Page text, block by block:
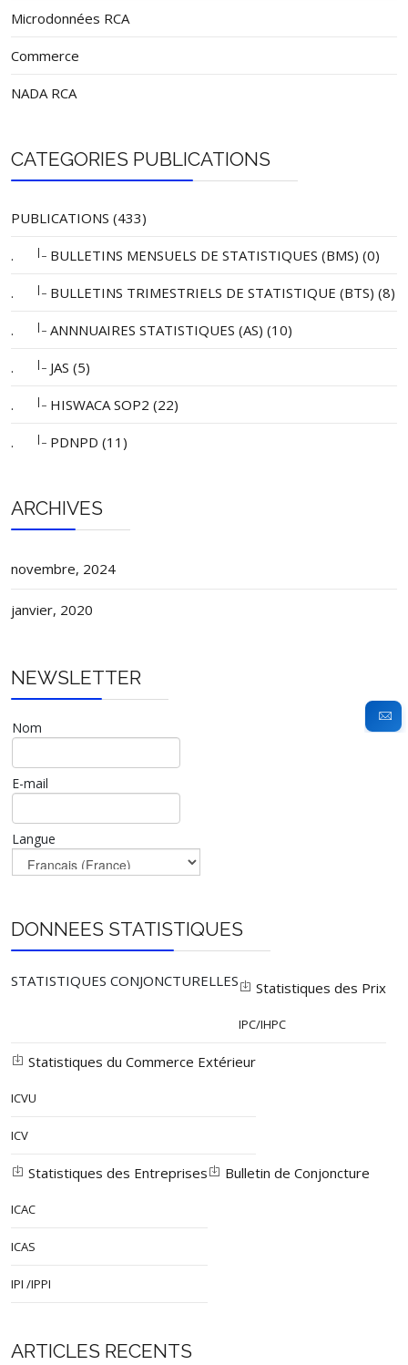
Microdonnées RCA
Commerce
NADA RCA
CATEGORIES PUBLICATIONS
PUBLICATIONS (433)
. |_ BULLETINS MENSUELS DE STATISTIQUES (BMS) (0)
. |_ BULLETINS TRIMESTRIELS DE STATISTIQUE (BTS) (8)
. |_ ANNNUAIRES STATISTIQUES (AS) (10)
. |_ JAS (5)
. |_ HISWACA SOP2 (22)
. |_ PDNPD (11)
ARCHIVES
novembre, 2024
janvier, 2020
NEWSLETTER
Nom
E-mail
Langue
DONNEES STATISTIQUES
STATISTIQUES CONJONCTURELLES Statistiques des Prix
IPC/IHPC
Statistiques du Commerce Extérieur
ICVU
ICV
Statistiques des Entreprises
ICAC
ICAS
IPI /IPPI
Bulletin de Conjoncture
ARTICLES RECENTS